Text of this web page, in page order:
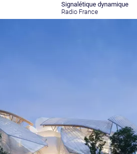
Signalétique dynamique
Radio France